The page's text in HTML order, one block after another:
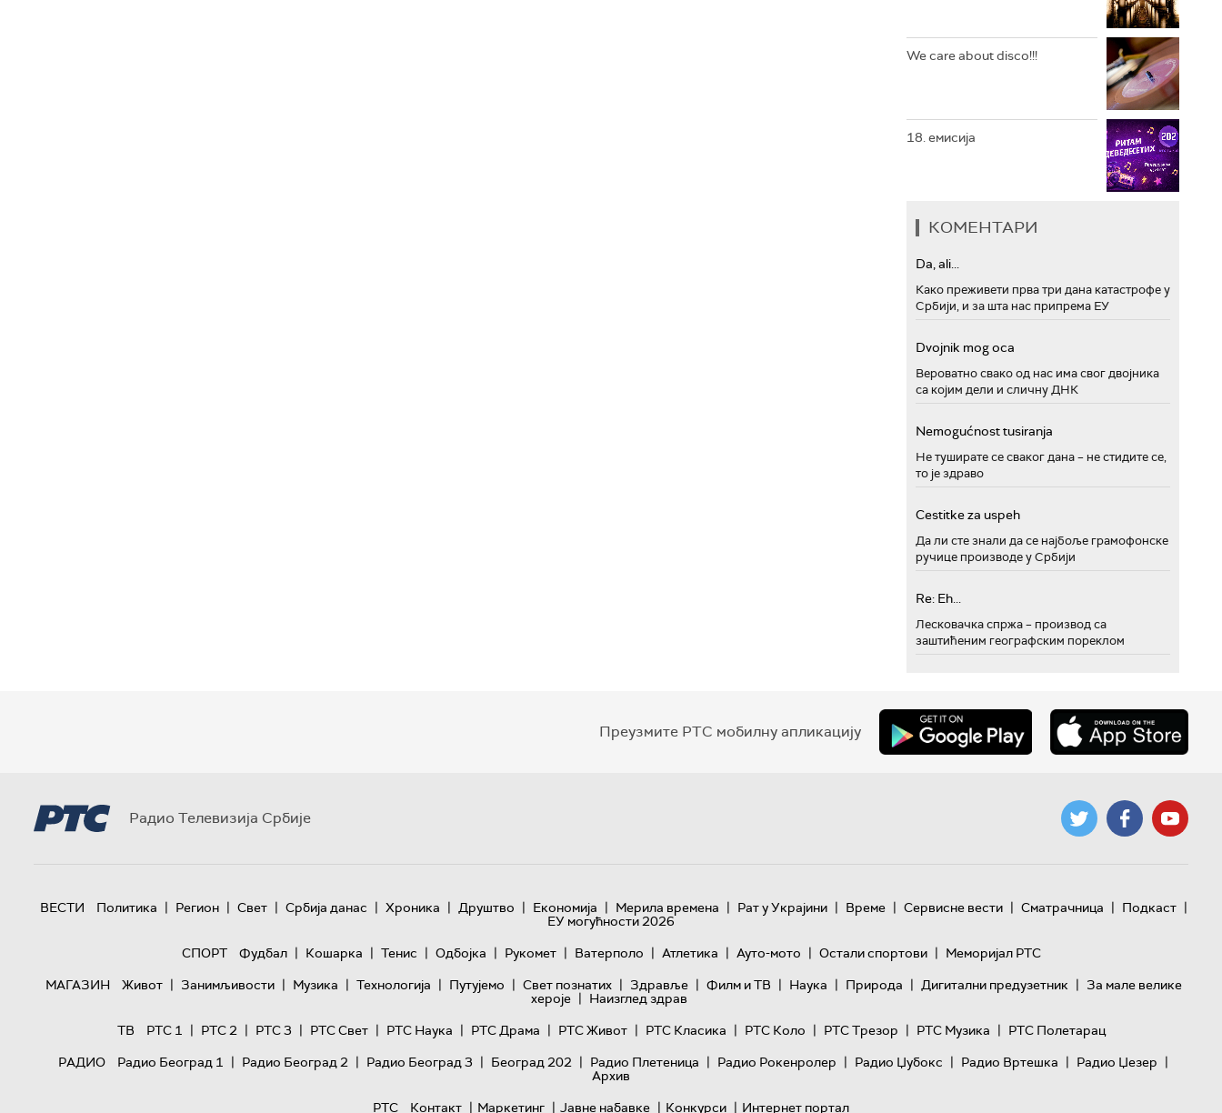
We care about disco!!!
18. емисија
КОМЕНТАРИ
Da, ali...
Како преживети прва три дана катастрофе у
Србији, и за шта нас припрема ЕУ
Dvojnik mog oca
Вероватно свако од нас има свог двојника
са којим дели и сличну ДНК
Nemogućnost tusiranja
Не туширате се сваког дана – не стидите се,
то је здраво
Cestitke za uspeh
Да ли сте знали да се најбоље грамофонске
ручице производе у Србији
Re: Eh...
Лесковачка спржа – производ са
заштићеним географским пореклом
Преузмите РТС мобилну апликацију
Радио Телевизија Србије
ВЕСТИ Политика | Регион | Свет | Србија данас | Хроника | Друштво | Економија | Мерила времена | Рат у Украјини | Време | Сервисне вести | Сматрачница | Подкаст |
ЕУ могућности 2026
СПОРТ
Фудбал | Кошарка | Тенис | Одбојка | Рукомет | Ватерполо | Атлетика | Ауто-мото | Остали спортови | Меморијал РТС
МАГАЗИН
Живот | Занимљивости | Музика | Технологијa | Путујемо | Свет познатих | Здравље | Филм и ТВ | Наука | Природа | Дигитални предузетник | За мале велике
хероје | Наизглед здрав
ТВ
РТС 1 | РТС 2 | РТС 3 | РТС Свет | РТС Наука | РТС Драма | РТС Живот | РТС Класика | РТС Коло | РТС Трезор | РТС Музика | РТС Полетарац
РАДИО
Радио Београд 1 | Радио Београд 2 | Радио Београд 3 | Београд 202 | Радио Плетеница | Радио Рокенролер | Радио Џубокс | Радио Вртешка | Радио Џезер |
Архив
РТС
Контакт | Маркетинг | Јавне набавке | Конкурси | Интернет портал